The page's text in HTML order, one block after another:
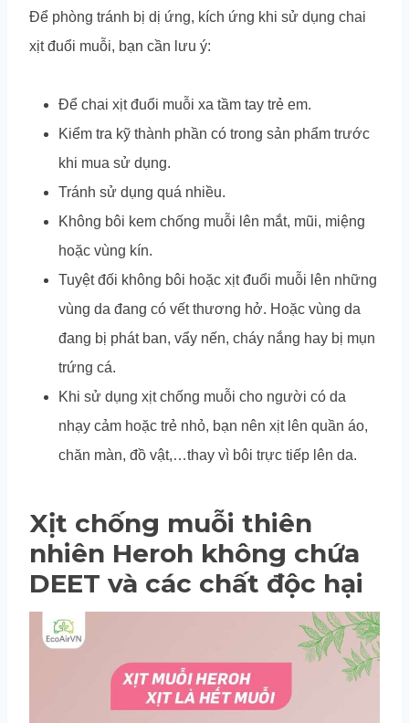
Để phòng tránh bị dị ứng, kích ứng khi sử dụng chai
xịt đuổi muỗi, bạn cần lưu ý:
Để chai xịt đuổi muỗi xa tầm tay trẻ em.
Kiểm tra kỹ thành phần có trong sản phẩm trước
khi mua sử dụng.
Tránh sử dụng quá nhiều.
Không bôi kem chống muỗi lên mắt, mũi, miệng
hoặc vùng kín.
Tuyệt đối không bôi hoặc xịt đuổi muỗi lên những
vùng da đang có vết thương hở. Hoặc vùng da
đang bị phát ban, vẩy nến, cháy nắng hay bị mụn
trứng cá.
Khi sử dụng xịt chống muỗi cho người có da
nhạy cảm hoặc trẻ nhỏ, bạn nên xịt lên quần áo,
chăn màn, đồ vật,…thay vì bôi trực tiếp lên da.
Xịt chống muỗi thiên
nhiên Heroh không chứa
DEET và các chất độc hại